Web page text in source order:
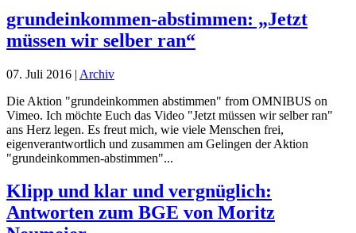
grundeinkommen-abstimmen: „Jetzt
müssen wir selber ran“
07. Juli 2016 | Archiv
Die Aktion "grundeinkommen abstimmen" from OMNIBUS on
Vimeo. Ich möchte Euch das Video "Jetzt müssen wir selber ran"
ans Herz legen. Es freut mich, wie viele Menschen frei,
eigenverantwortlich und zusammen am Gelingen der Aktion
"grundeinkommen-abstimmen"...
Klipp und klar und vergnüglich:
Antworten zum BGE von Moritz